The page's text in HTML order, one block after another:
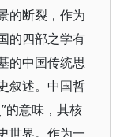
的断裂，作为
的四部之学有
的中国传统思
叙述。中国哲
的意味，其核
世界。作为一